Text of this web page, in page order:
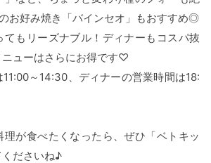
お好み焼き「バインセオ」もおすすめ◎
てもリーズナブル！ディナーもコスパ抜
ューはさらにお得です♡
～14:30、ディナーの営業時間は18:
が食べたくなったら、ぜひ「ベトキッ
ださいね♪